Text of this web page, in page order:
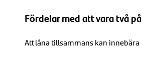
Fördelar med att vara två
Att låna tillsammans kan